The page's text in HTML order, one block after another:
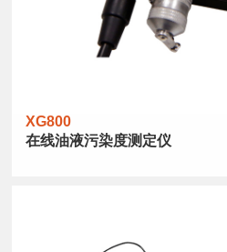
XG800
在线油液污染度测定仪